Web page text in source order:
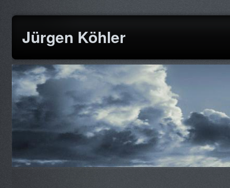
Jürgen Köhler